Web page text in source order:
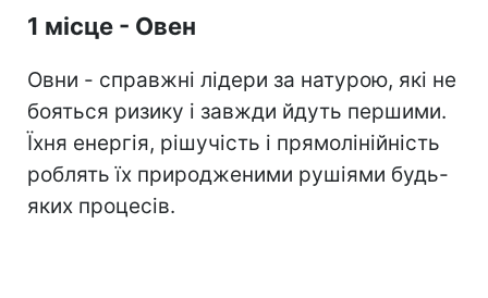
1 місце - Овен
Овни - справжні лідери за натурою, які не
бояться ризику і завжди йдуть першими.
Їхня енергія, рішучість і прямолінійність
роблять їх природженими рушіями будь-
яких процесів.